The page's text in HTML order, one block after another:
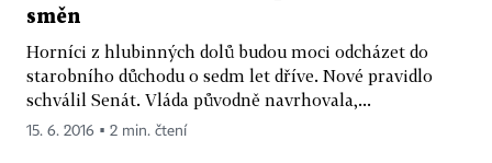
směn
Horníci z hlubinných dolů budou moci odcházet do
starobního důchodu o sedm let dříve. Nové pravidlo
schválil Senát. Vláda původně navrhovala,...
15. 6. 2016 ▪ 2 min. čtení